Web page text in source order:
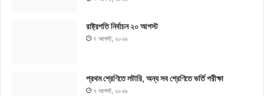
রাষ্ট্রপতি নির্বাচন ২০ আগস্ট
৭ আগস্ট, ২০২৬
প্রথম শ্রেণিতে লটারি, অন্য সব শ্রেণিতে ভর্তি পরীক্ষা
৭ আগস্ট, ২০২৬